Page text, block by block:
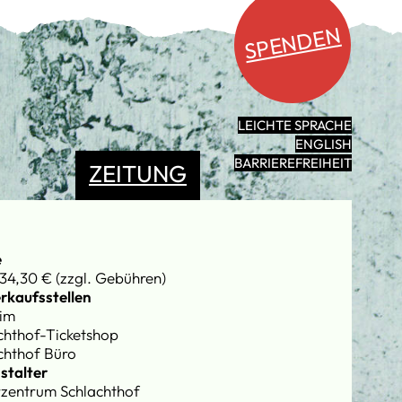
SPENDEN
LEICHTE SPRACHE
ENGLISH
BARRIEREFREIHEIT
ZEITUNG
€ (zzgl. Gebühren)
Ticketshop
Büro
Schlachthof